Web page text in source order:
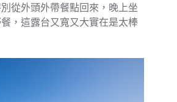
從外頭外帶餐點回來，晚上坐
，這露台又寬又大實在是太棒